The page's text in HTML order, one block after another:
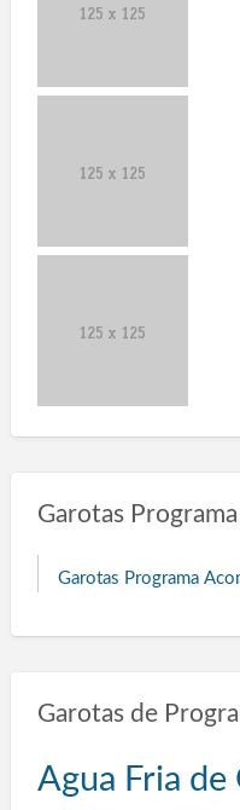
Garotas
Garotas Programa
Garotas de
Agua Fria de